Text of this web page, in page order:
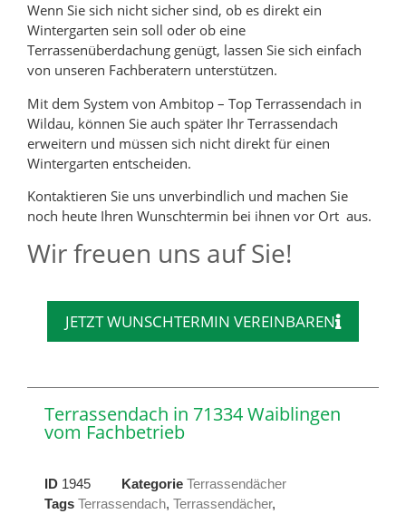
Wenn Sie sich nicht sicher sind, ob es direkt ein
Wintergarten sein soll oder ob eine
Terrassenüberdachung genügt, lassen Sie sich einfach
von unseren Fachberatern unterstützen.
Mit dem System von Ambitop – Top Terrassendach in
Wildau, können Sie auch später Ihr Terrassendach
erweitern und müssen sich nicht direkt für einen
Wintergarten entscheiden.
Kontaktieren Sie uns unverbindlich und machen Sie
noch heute Ihren Wunschtermin bei ihnen vor Ort aus.
Wir freuen uns auf Sie!
JETZT WUNSCHTERMIN VEREINBAREN
Terrassendach in 71334 Waiblingen
vom Fachbetrieb
ID 1945 Kategorie Terrassendächer
Tags Terrassendach, Terrassendächer,